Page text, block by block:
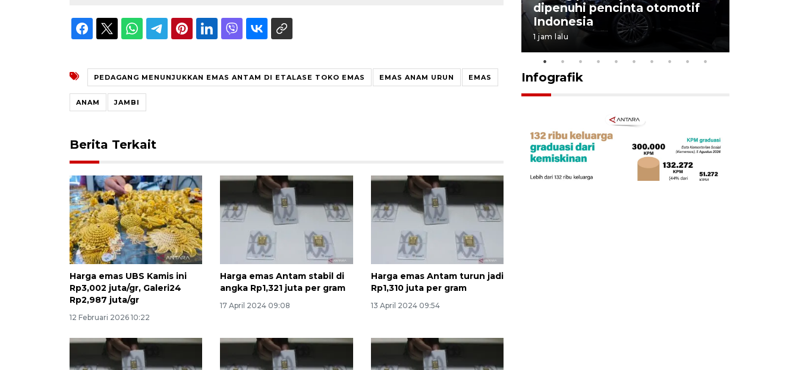
PEDAGANG MENUNJUKKAN EMAS ANTAM DI ETALASE TOKO EMAS EMAS ANAM URUN EMAS
ANAM JAMBI
Berita Terkait
Harga emas UBS Kamis ini
Rp3,002 juta/gr, Galeri24
Rp2,987 juta/gr
12 Februari 2026 10:22
Harga emas Antam stabil di
angka Rp1,321 juta per gram
17 April 2024 09:08
Harga emas Antam turun jadi
Rp1,310 juta per gram
13 April 2024 09:54
dipenuhi pencinta otomotif
Indonesia
1 jam lalu
Infografik